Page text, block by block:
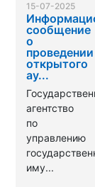
15-07-2025
сообщение
о
проведении
открытого
ау...
агентство
по
управлению
иму...